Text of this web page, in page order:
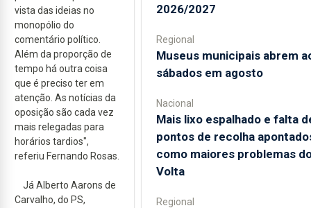
vista das ideias no
monopólio do
comentário político.
Além da proporção de
tempo há outra coisa
que é preciso ter em
atenção. As notícias da
oposição são cada vez
mais relegadas para
horários tardios",
referiu Fernando Rosas.
Já Alberto Aarons de
Carvalho, do PS,
2026/2027
Regional
Museus municipais abrem
sábados em agosto
Nacional
Mais lixo espalhado e falta
pontos de recolha
como maiores problemas
Volta
Regional